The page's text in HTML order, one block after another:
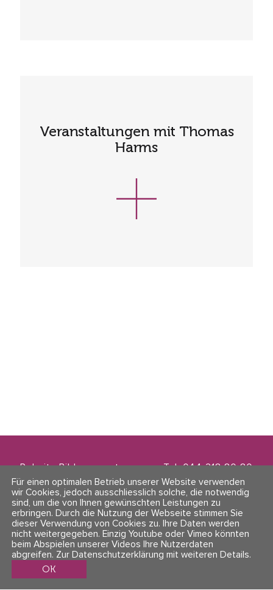
Veranstaltungen mit Thomas
Harms
Polarity Bildungszentrum
Zwinglistrasse 21
8004 Zürich
Tel. 044 218 80 80
info@polarity.ch
Kontakt & Info
AGBs
Impressum & Datenschutz
Folge uns
Für einen optimalen Betrieb unserer Website verwenden
wir Cookies, jedoch ausschliesslich solche, die notwendig
sind, um die von Ihnen gewünschten Leistungen zu
erbringen. Durch die Nutzung der Webseite stimmen Sie
dieser Verwendung von Cookies zu. Ihre Daten werden
nicht weitergegeben. Einzig Youtube oder Vimeo könnten
beim Abspielen unserer Videos Ihre Nutzerdaten
abgreifen. Zur Datenschutzerklärung mit weiteren Details.
OK